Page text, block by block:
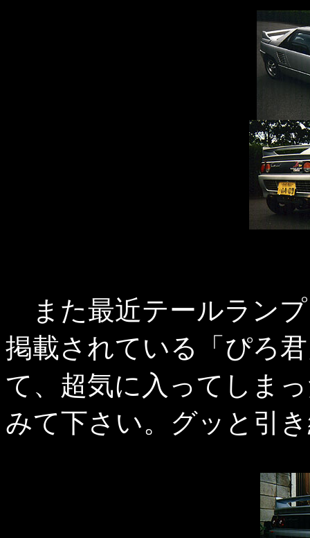
また最近テールラン
掲載されている「ぴろ
て、超気に入ってしま
みて下さい。グッと引